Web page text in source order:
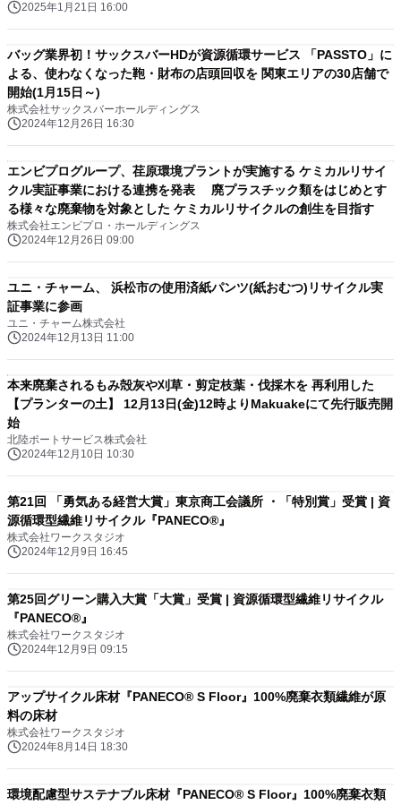
2025年1月21日 16:00
バッグ業界初！サックスバーHDが資源循環サービス 「PASSTO」に
よる、使わなくなった鞄・財布の店頭回収を 関東エリアの30店舗で
開始(1月15日～)
株式会社サックスバーホールディングス
2024年12月26日 16:30
エンビプログループ、荏原環境プラントが実施する ケミカルリサイ
クル実証事業における連携を発表 廃プラスチック類をはじめとす
る様々な廃棄物を対象とした ケミカルリサイクルの創生を目指す
株式会社エンビプロ・ホールディングス
2024年12月26日 09:00
ユニ・チャーム、 浜松市の使用済紙パンツ(紙おむつ)リサイクル実
証事業に参画
ユニ・チャーム株式会社
2024年12月13日 11:00
本来廃棄されるもみ殻灰や刈草・剪定枝葉・伐採木を 再利用した
【プランターの土】 12月13日(金)12時よりMakuakeにて先行販売開
始
北陸ポートサービス株式会社
2024年12月10日 10:30
第21回 「勇気ある経営大賞」東京商工会議所 ・「特別賞」受賞 | 資
源循環型繊維リサイクル『PANECO®』
株式会社ワークスタジオ
2024年12月9日 16:45
第25回グリーン購入大賞「大賞」受賞 | 資源循環型繊維リサイクル
『PANECO®』
株式会社ワークスタジオ
2024年12月9日 09:15
アップサイクル床材『PANECO® S Floor』100%廃棄衣類繊維が原
料の床材
株式会社ワークスタジオ
2024年8月14日 18:30
環境配慮型サステナブル床材『PANECO® S Floor』100%廃棄衣類